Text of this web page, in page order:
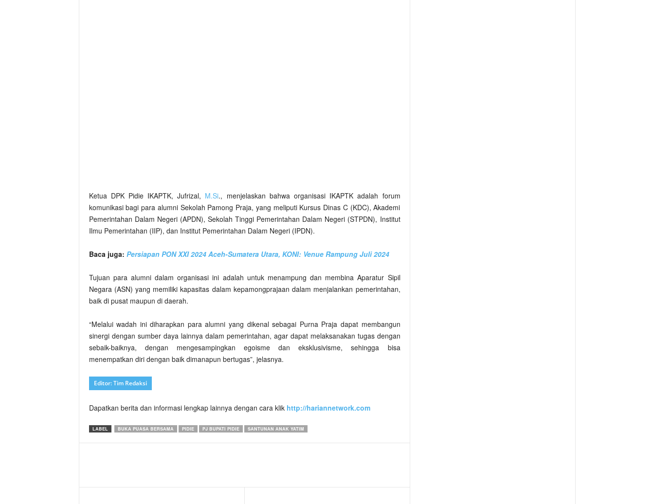
Ketua DPK Pidie IKAPTK, Jufrizal, M.Si., menjelaskan bahwa organisasi IKAPTK adalah forum
komunikasi bagi para alumni Sekolah Pamong Praja, yang meliputi Kursus Dinas C (KDC), Akademi
Pemerintahan Dalam Negeri (APDN), Sekolah Tinggi Pemerintahan Dalam Negeri (STPDN), Institut
Ilmu Pemerintahan (IIP), dan Institut Pemerintahan Dalam Negeri (IPDN).
Baca juga: Persiapan PON XXI 2024 Aceh-Sumatera Utara, KONI: Venue Rampung Juli 2024
Tujuan para alumni dalam organisasi ini adalah untuk menampung dan membina Aparatur Sipil
Negara (ASN) yang memiliki kapasitas dalam kepamongprajaan dalam menjalankan pemerintahan,
baik di pusat maupun di daerah.
“Melalui wadah ini diharapkan para alumni yang dikenal sebagai Purna Praja dapat membangun
sinergi dengan sumber daya lainnya dalam pemerintahan, agar dapat melaksanakan tugas dengan
sebaik-baiknya, dengan mengesampingkan egoisme dan eksklusivisme, sehingga bisa
menempatkan diri dengan baik dimanapun bertugas”, jelasnya.
Editor: Tim Redaksi
Dapatkan berita dan informasi lengkap lainnya dengan cara klik http://hariannetwork.com
LABEL BUKA PUASA BERSAMA PIDIE PJ BUPATI PIDIE SANTUNAN ANAK YATIM